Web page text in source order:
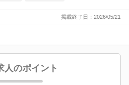
掲載終了日：2026/05/21
人のポイント